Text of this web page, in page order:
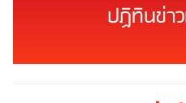
ปฏิทินข่า